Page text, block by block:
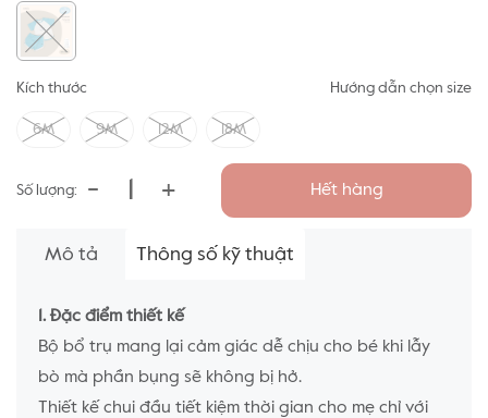
Kích thước Hướng dẫn chọn size
6M 9M 12M 18M
Số lượng: - + Hết hàng
Mô tả Thông số kỹ thuật
1. Đặc điểm thiết kế
Bộ bổ trụ mang lại cảm giác dễ chịu cho bé khi lẫy
bò mà phần bụng sẽ không bị hở.
Thiết kế chui đầu tiết kiệm thời gian cho mẹ chỉ với